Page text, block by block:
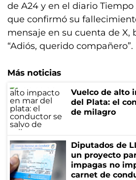
de A24 y en el diario
que confirmó su
mensaje en su cuenta de X,
“Adiós, querido compañero”.
Más noticias
Vuelco de alto
del Plata: el
de milagro
Diputados de
un proyecto
impagas no
carnet de